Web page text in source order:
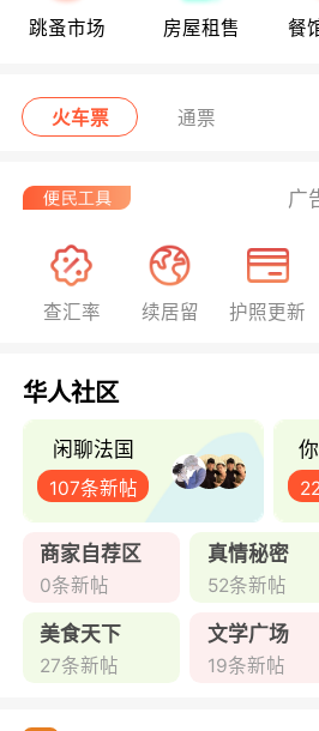
跳蚤市场 房屋租售 餐
火车票 通票
广
查汇率 续居留 护照更新
华人社区
闲聊法国
107条新帖
商家自荐区
0条新帖
真情秘密
52条新帖
美食天下
27条新帖
文学广场
19条新帖